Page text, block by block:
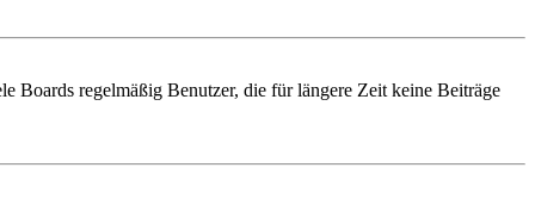
Boards regelmäßig Benutzer, die für längere Zeit keine Beiträge